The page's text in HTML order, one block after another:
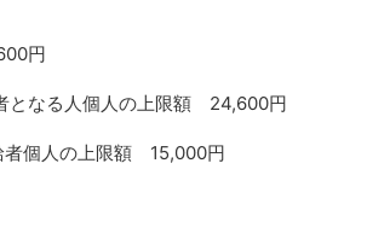
円
となる人個人の上限額 24,600円
者個人の上限額 15,000円